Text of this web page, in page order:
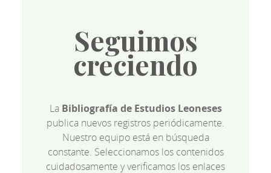
Seguimos
creciendo
La Bibliografía de Estudios Leoneses
publica nuevos registros periódicamente.
Nuestro equipo está en búsqueda
constante. Seleccionamos los contenidos
cuidadosamente y verificamos los enlaces